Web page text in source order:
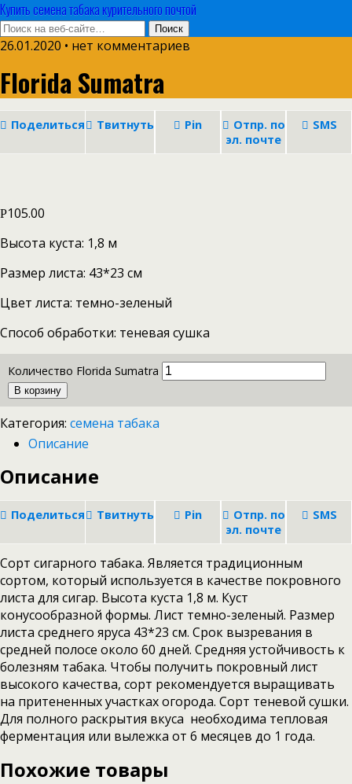
Купить семена табака курительного почтой
26.01.2020 • нет комментариев
Florida Sumatra
Поделиться Твитнуть Pin
Отпр. по
эл. почте
SMS
Р105.00
Высота куста: 1,8 м
Размер листа: 43*23 см
Цвет листа: темно-зеленый
Способ обработки: теневая сушка
Количество Florida Sumatra
В корзину
Категория: семена табака
Описание
Описание
Поделиться Твитнуть Pin
Отпр. по
эл. почте
SMS
Сорт сигарного табака. Является традиционным
сортом, который используется в качестве покровного
листа для сигар. Высота куста 1,8 м. Куст
конусообразной формы. Лист темно-зеленый. Размер
листа среднего яруса 43*23 см. Срок вызревания в
средней полосе около 60 дней. Средняя устойчивость к
болезням табака. Чтобы получить покровный лист
высокого качества, сорт рекомендуется выращивать
на притененных участках огорода. Сорт теневой сушки.
Для полного раскрытия вкуса необходима тепловая
ферментация или вылежка от 6 месяцев до 1 года.
Похожие товары